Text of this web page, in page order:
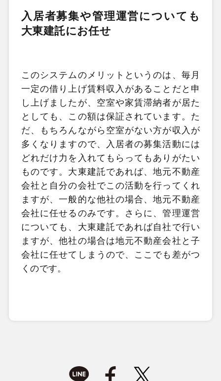
入居者募集や管理運営についても
大東建託にお任せ
このシステムのメリットというのは、毎月
一定の借り上げ賃料収入があることだと申
し上げましたが、空室や家賃滞納者が居た
としても、この額は保証されています。た
だ、もちろんながら空室がない方が収入が
多くなりますので、入居者の募集活動には
どれだけ力を入れてもらってもありがたい
ものです。大東建託であれば、地元不動産
会社と自分の会社でこの活動を行ってくれ
ますが、一般的な他社の場合、地元不動産
会社に任せるのみです。さらに、管理運営
についても、大東建託であれば自社で行い
ますが、他社の場合は地元不動産会社と子
会社に任せてしまうので、ここでも差がつ
くのです。